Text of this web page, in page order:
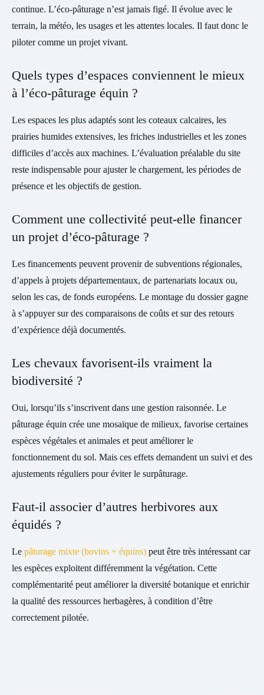
continue. L’éco-pâturage n’est jamais figé. Il évolue avec le
terrain, la météo, les usages et les attentes locales. Il faut donc le
piloter comme un projet vivant.
Quels types d’espaces conviennent le mieux
à l’éco-pâturage équin ?
Les espaces les plus adaptés sont les coteaux calcaires, les
prairies humides extensives, les friches industrielles et les zones
difficiles d’accès aux machines. L’évaluation préalable du site
reste indispensable pour ajuster le chargement, les périodes de
présence et les objectifs de gestion.
Comment une collectivité peut-elle financer
un projet d’éco-pâturage ?
Les financements peuvent provenir de subventions régionales,
d’appels à projets départementaux, de partenariats locaux ou,
selon les cas, de fonds européens. Le montage du dossier gagne
à s’appuyer sur des comparaisons de coûts et sur des retours
d’expérience déjà documentés.
Les chevaux favorisent-ils vraiment la
biodiversité ?
Oui, lorsqu’ils s’inscrivent dans une gestion raisonnée. Le
pâturage équin crée une mosaïque de milieux, favorise certaines
espèces végétales et animales et peut améliorer le
fonctionnement du sol. Mais ces effets demandent un suivi et des
ajustements réguliers pour éviter le surpâturage.
Faut-il associer d’autres herbivores aux
équidés ?
Le pâturage mixte (bovins + équins) peut être très intéressant car
les espèces exploitent différemment la végétation. Cette
complémentarité peut améliorer la diversité botanique et enrichir
la qualité des ressources herbagères, à condition d’être
correctement pilotée.